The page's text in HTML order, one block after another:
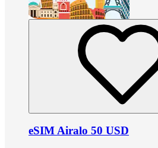
eSIM Airalo 50 USD